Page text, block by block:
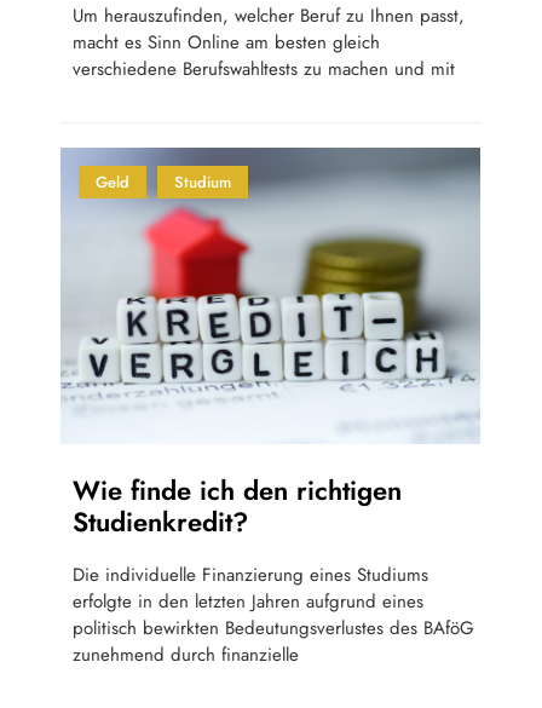
Um herauszufinden, welcher Beruf zu Ihnen passt,
macht es Sinn Online am besten gleich
verschiedene Berufswahltests zu machen und mit
Geld Studium
Wie finde ich den richtigen
Studienkredit?
Die individuelle Finanzierung eines Studiums
erfolgte in den letzten Jahren aufgrund eines
politisch bewirkten Bedeutungsverlustes des BAföG
zunehmend durch finanzielle